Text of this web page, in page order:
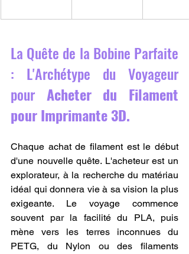
La Quête de la Bobine Parfaite
: L'Archétype du Voyageur
pour Acheter du Filament
pour Imprimante 3D.
Chaque achat de filament est le début
d'une nouvelle quête. L'acheteur est un
explorateur, à la recherche du matériau
idéal qui donnera vie à sa vision la plus
exigeante. Le voyage commence
souvent par la facilité du PLA, puis
mène vers les terres inconnues du
PETG, du Nylon ou des filaments